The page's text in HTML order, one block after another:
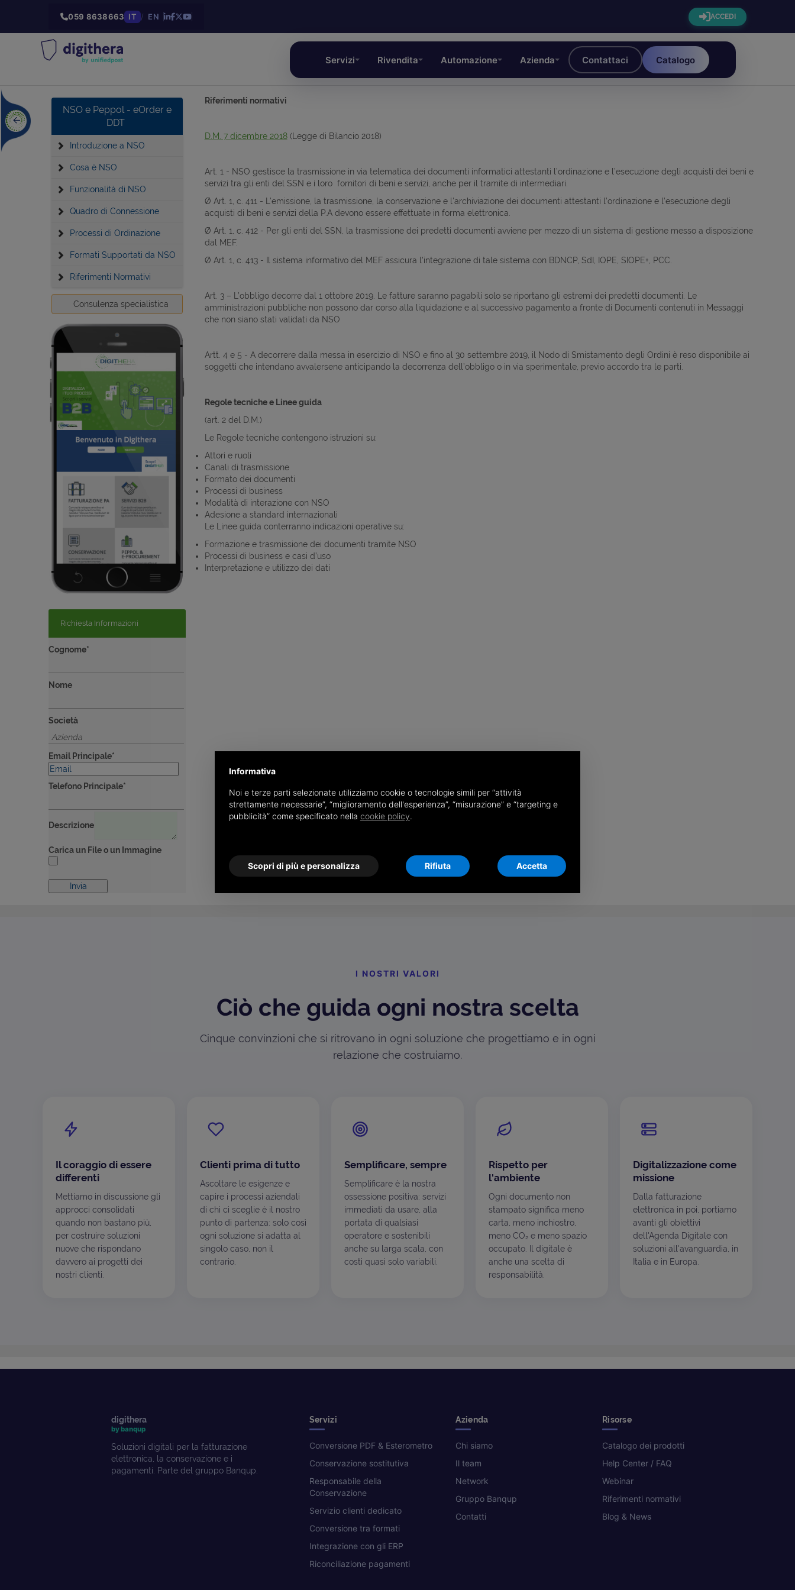
059 8638663 IT / EN ACCEDI
Servizi Rivendita Automazione Azienda Contattaci Catalogo
NSO e Peppol - eOrder e
DDT
Introduzione a NSO
Cosa è NSO
Funzionalità di NSO
Quadro di Connessione
Processi di Ordinazione
Formati Supportati da NSO
Riferimenti Normativi
Consulenza specialistica
Richiesta Informazioni
Cognome*
Nome
Società
Email Principale*
Telefono Principale*
Descrizione
Carica un File o un Immagine
Riferimenti normativi
D.M. 7 dicembre 2018(Legge di Bilancio 2018)
Art. 1 - NSO gestisce la trasmissione in via telematica dei documenti informatici attestanti l’ordinazione e l’esecuzione degli acquisti dei beni e
servizi tra gli enti del SSN e i loro fornitori di beni e servizi, anche per il tramite di intermediari.
Ø Art. 1, c. 411 - L'emissione, la trasmissione, la conservazione e l'archiviazione dei documenti attestanti l’ordinazione e l’esecuzione degli
acquisti di beni e servizi della P.A devono essere effettuate in forma elettronica.
Ø Art. 1, c. 412 - Per gli enti del SSN, la trasmissione dei predetti documenti avviene per mezzo di un sistema di gestione messo a disposizione
dal MEF.
Ø Art. 1, c. 413 - Il sistema informativo del MEF assicura l'integrazione di tale sistema con BDNCP, SdI, IOPE, SIOPE+, PCC.
Art. 3 – L’obbligo decorre dal 1 ottobre 2019. Le fatture saranno pagabili solo se riportano gli estremi dei predetti documenti. Le
amministrazioni pubbliche non possono dar corso alla liquidazione e al successivo pagamento a fronte di Documenti contenuti in Messaggi
che non siano stati validati da NSO
Artt. 4 e 5 - A decorrere dalla messa in esercizio di NSO e fino al 30 settembre 2019, il Nodo di Smistamento degli Ordini è reso disponibile ai
soggetti che intendano avvalersene anticipando la decorrenza dell’obbligo o in via sperimentale, previo accordo tra le parti.
Regole tecniche e Linee guida
(art. 2 del D.M.)
Le Regole tecniche contengono istruzioni su:
Attori e ruoli
Canali di trasmissione
Formato dei documenti
Processi di business
Modalità di interazione con NSO
Adesione a standard internazionali
Le Linee guida conterranno indicazioni operative su:
Formazione e trasmissione dei documenti tramite NSO
Processi di business e casi d’uso
Interpretazione e utilizzo dei dati
I NOSTRI VALORI
Ciò che guida ogni nostra scelta
Cinque convinzioni che si ritrovano in ogni soluzione che progettiamo e in ogni
relazione che costruiamo.
Il coraggio di essere
differenti
Mettiamo in discussione gli
approcci consolidati
quando non bastano più,
per costruire soluzioni
nuove che rispondano
davvero ai progetti dei
nostri clienti.
Clienti prima di tutto
Ascoltare le esigenze e
capire i processi aziendali
di chi ci sceglie è il nostro
punto di partenza: solo così
ogni soluzione si adatta al
singolo caso, non il
contrario.
Semplificare, sempre
Semplificare è la nostra
ossessione positiva: servizi
immediati da usare, alla
portata di qualsiasi
operatore e sostenibili
anche su larga scala, con
costi quasi solo variabili.
Rispetto per
l'ambiente
Ogni documento non
stampato significa meno
carta, meno inchiostro,
meno CO₂ e meno spazio
occupato. Il digitale è
anche una scelta di
responsabilità.
Digitalizzazione come
missione
Dalla fatturazione
elettronica in poi, portiamo
avanti gli obiettivi
dell'Agenda Digitale con
soluzioni all'avanguardia, in
Italia e in Europa.
digithera
by banqup
Soluzioni digitali per la fatturazione
elettronica, la conservazione e i
pagamenti. Parte del gruppo Banqup.
Servizi
Conversione PDF & Esterometro
Conservazione sostitutiva
Responsabile della
Conservazione
Servizio clienti dedicato
Conversione tra formati
Integrazione con gli ERP
Riconciliazione pagamenti
Azienda
Chi siamo
Il team
Network
Gruppo Banqup
Contatti
Risorse
Catalogo dei prodotti
Help Center / FAQ
Webinar
Riferimenti normativi
Blog & News
Informativa
Noi e terze parti selezionate utilizziamo cookie o tecnologie simili per “attività
strettamente necessarie”, “miglioramento dell'esperienza”, “misurazione” e “targeting e
pubblicità” come specificato nella cookie policy.
Scopri di più e personalizza Rifiuta Accetta